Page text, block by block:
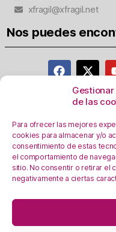
de las
Para ofrecer las mejores
cookies para almacenar y/o
consentimiento de estas
el comportamiento de
sitio. No consentir o retirar el
negativamente a ciertas
xfragil@xfragil.net
Nos puedes
Política de
Registro
tratamiento
Política de Cookies
OK!